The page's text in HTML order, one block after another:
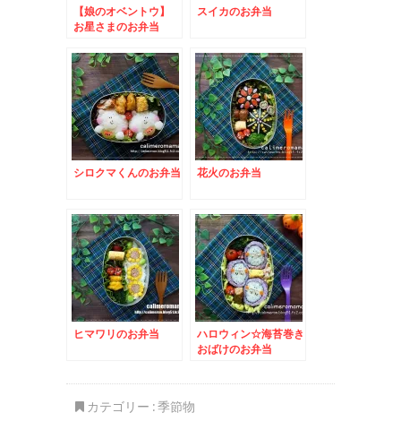
【娘のオベントウ】
お星さまのお弁当
スイカのお弁当
シロクマくんのお弁当 花火のお弁当
ヒマワリのお弁当
ハロウィン☆海苔巻き
おばけのお弁当
カテゴリー :季節物